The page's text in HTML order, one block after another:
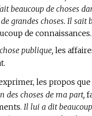
beaucoup de choses
grandes choses. Il sait
de connaissances.
publique, les
les propos que
des choses de ma part,
Il lui a dit